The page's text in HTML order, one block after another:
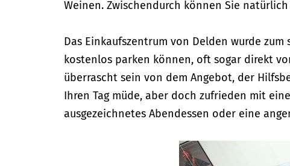
Weinen. Zwischendurch können Sie
Das Einkaufszentrum von Delden wurde zum
kostenlos parken können, oft sogar direkt
überrascht sein von dem Angebot, der
Ihren Tag müde, aber doch zufrieden mit
ausgezeichnetes Abendessen oder eine